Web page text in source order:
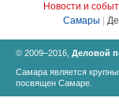
Новости и
Самары
© 2009–2016, Деловой
Самара является
посвящен Самаре.